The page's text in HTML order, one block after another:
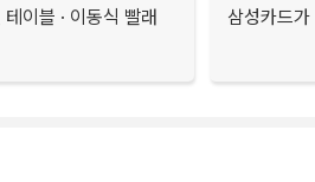
이블 · 이동식 빨래
삼성카드